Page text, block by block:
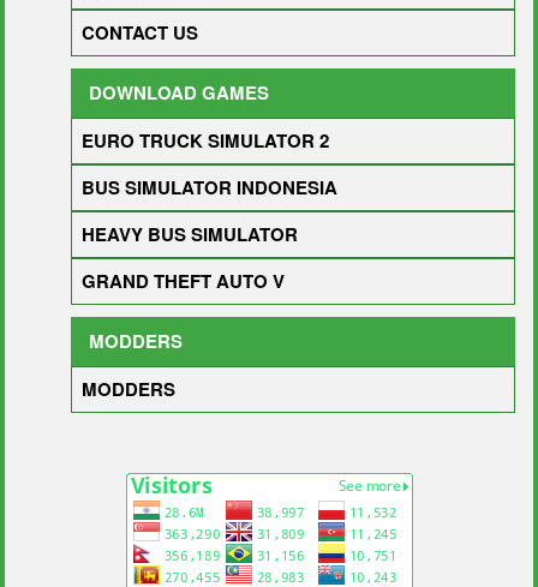
CONTACT US
DOWNLOAD GAMES
EURO TRUCK SIMULATOR 2
BUS SIMULATOR INDONESIA
HEAVY BUS SIMULATOR
GRAND THEFT AUTO V
MODDERS
MODDERS